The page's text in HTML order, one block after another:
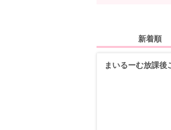
新着順
まいるーむ放課後